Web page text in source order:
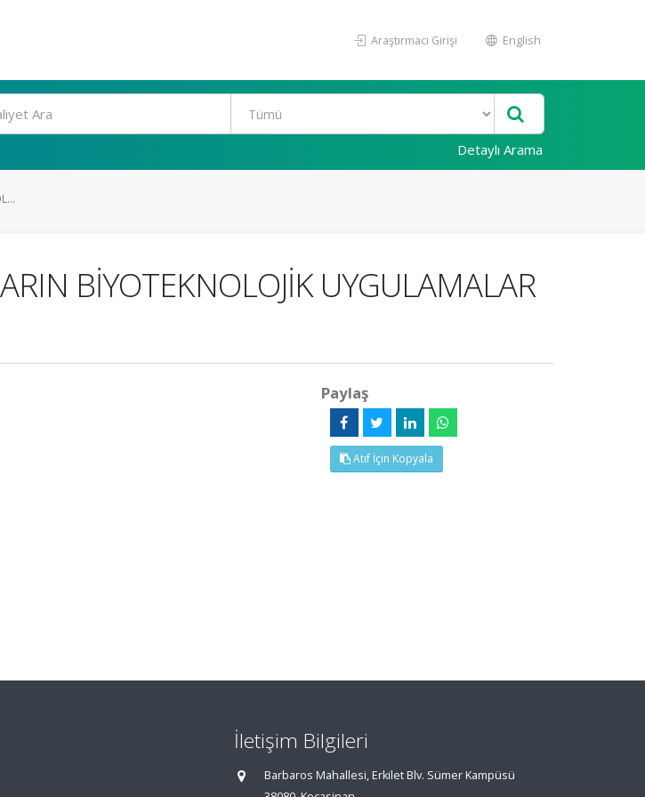
Araştırmacı Girişi English
Detaylı Arama
BİYOTEKNOLOJİK UYGULAMALAR
Paylaş
Atıf İçin Kopyala
İletişim Bilgileri
Barbaros Mahallesi, Erkilet Blv. Sümer Kampüsü